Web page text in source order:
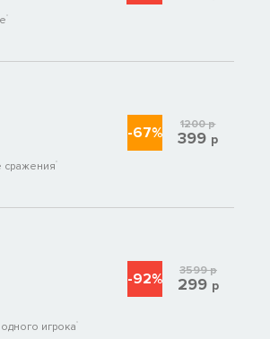
-67% 1200р
399 р
игрока
-92% 3599р
299 р